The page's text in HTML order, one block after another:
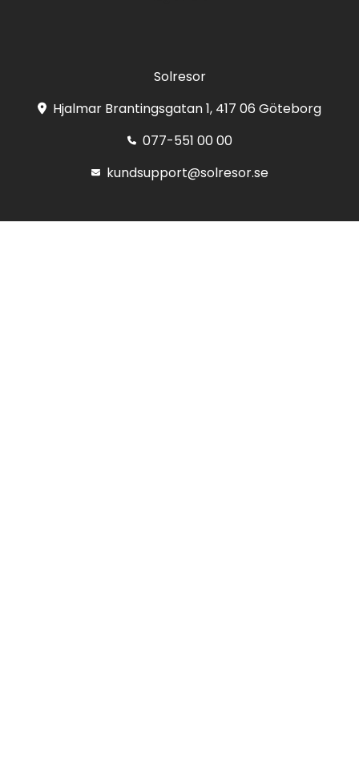
Solresor
Hjalmar Brantingsgatan 1, 417 06 Göteborg
077-551 00 00
kundsupport@solresor.se